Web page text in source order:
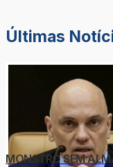
Últimas
MONSTRO SEM